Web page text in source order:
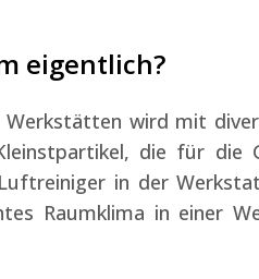
eigentlich?
wird mit
die für die
in der
Raumklima in einer